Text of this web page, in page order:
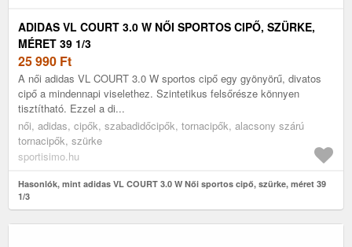
ADIDAS VL COURT 3.0 W NŐI SPORTOS CIPŐ, SZÜRKE,
MÉRET 39 1/3
25 990 Ft
A női adidas VL COURT 3.0 W sportos cipő egy gyönyörű, divatos
cipő a mindennapi viselethez. Szintetikus felsőrésze könnyen
tisztítható. Ezzel a di...
női, adidas, cipők, szabadidőcipők, tornacipők, alacsony szárú
tornacipők, szürke
sportisimo.hu
Hasonlók, mint adidas VL COURT 3.0 W Női sportos cipő, szürke, méret 39
1/3